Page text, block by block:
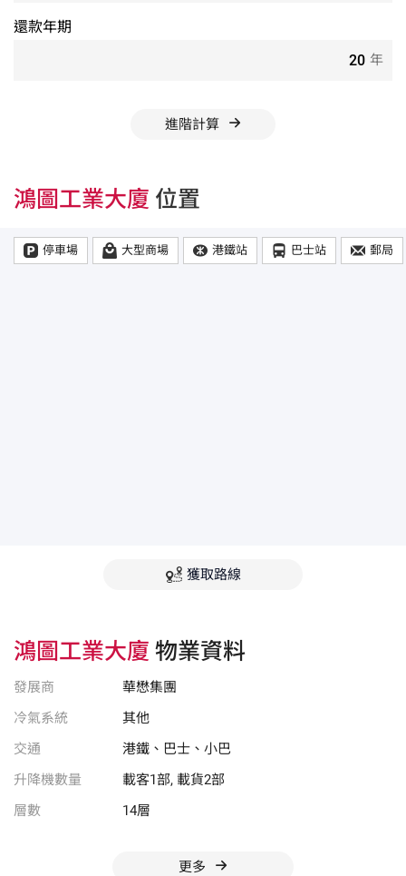
還款年期
年
進階計算
鴻圖工業大廈 位置
停車場 大型商場 港鐵站 巴士站 郵局
獲取路線
鴻圖工業大廈 物業資料
發展商
華懋集團
冷氣系統
其他
交通
港鐵、巴士、小巴
升降機數量
載客1部, 載貨2部
層數
14層
更多